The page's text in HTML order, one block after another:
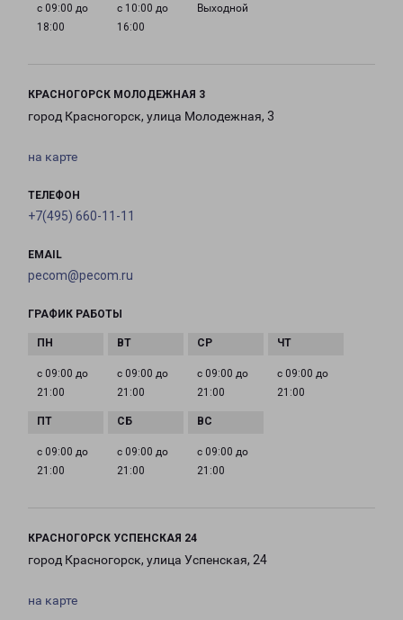
с 09:00 до
18:00
с 10:00 до
16:00
Выходной
КРАСНОГОРСК МОЛОДЕЖНАЯ 3
город Красногорск, улица Молодежная, 3
на карте
ТЕЛЕФОН
+7(495) 660-11-11
EMAIL
pecom@pecom.ru
ГРАФИК РАБОТЫ
с 09:00 до
21:00
с 09:00 до
21:00
с 09:00 до
21:00
с 09:00 до
21:00
с 09:00 до
21:00
с 09:00 до
21:00
с 09:00 до
21:00
КРАСНОГОРСК УСПЕНСКАЯ 24
город Красногорск, улица Успенская, 24
на карте